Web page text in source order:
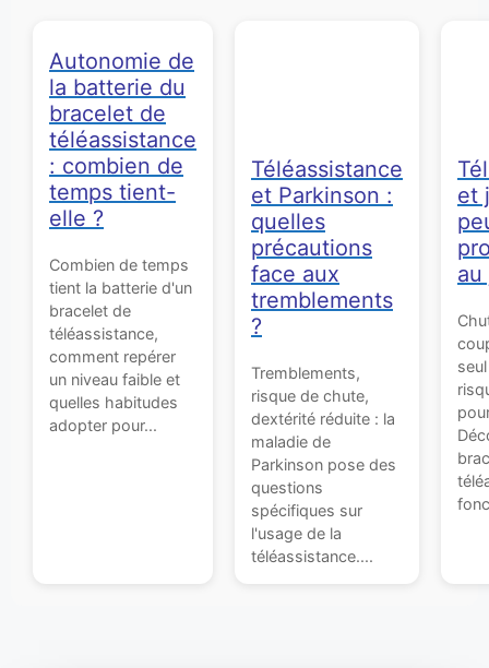
Autonomie de
la batterie du
bracelet de
téléassistance
: combien de
temps tient-
elle ?
Combien de temps
tient la batterie d'un
bracelet de
téléassistance,
comment repérer
un niveau faible et
quelles habitudes
adopter pour...
Téléassistance
et Parkinson :
quelles
précautions
face aux
tremblements
?
Tremblements,
risque de chute,
dextérité réduite : la
maladie de
Parkinson pose des
questions
spécifiques sur
l'usage de la
téléassistance....
et
au